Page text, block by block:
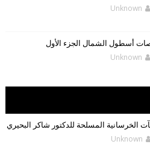
Unknown
أسطول الشمال الجزء الأول
Unknown
الخرسانية المسلحة للدكتور شاكر البحيري
Unknown